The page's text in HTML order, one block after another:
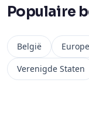
Populaire
België Europe
Verenigde Staten